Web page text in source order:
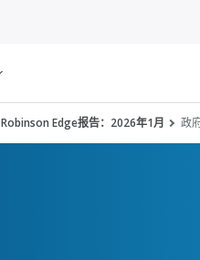
Robinson Edge报告：2026年1月 政